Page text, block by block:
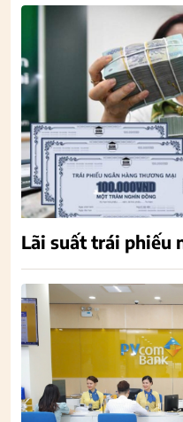
Lãi suất trái phiếu